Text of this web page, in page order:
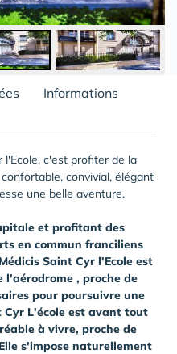
Informations
l'Ecole, c'est profiter de la
convivial, élégant
une belle aventure.
et profitant des
en commun franciliens
Saint Cyr l'Ecole est
, proche de
pour poursuivre une
Cyr L'école est avant tout
à vivre, proche de
s'impose naturellement